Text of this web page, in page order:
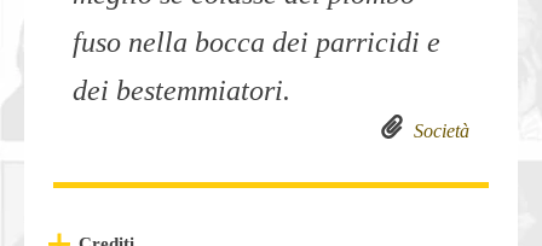
fuso nella bocca dei parricidi e
dei bestemmiatori.
Società